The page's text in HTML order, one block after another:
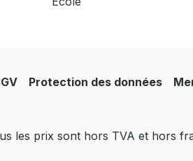
Protection des données
les prix sont hors TVA et hors